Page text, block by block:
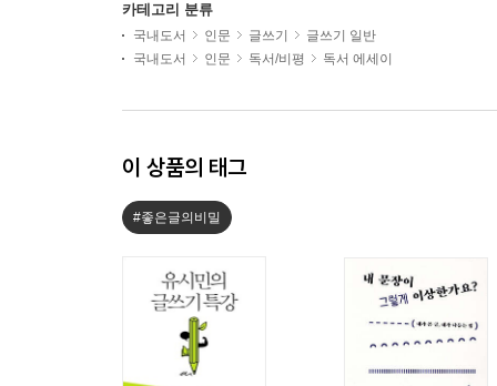
카테고리 분류
국내도서 인문 글쓰기
글쓰기 일반
국내도서
인문 독서/비평 독서 에세이
이 상품의 태그
#좋은글의비밀